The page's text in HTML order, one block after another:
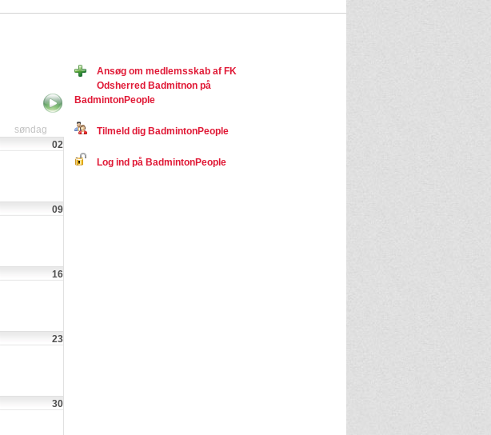
søndag
02
09
16
23
30
Ansøg om medlemsskab af FK
Odsherred Badmitnon på
BadmintonPeople
Tilmeld dig BadmintonPeople
Log ind på BadmintonPeople